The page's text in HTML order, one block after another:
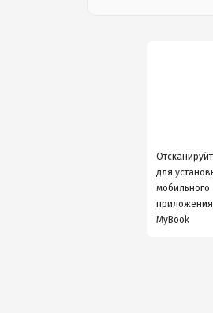
для
мобильного
приложения
MyBook